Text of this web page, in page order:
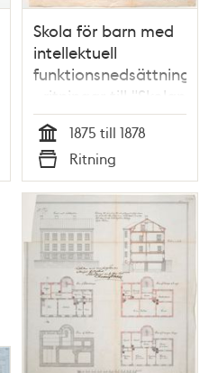
Skola för barn med
intellektuell
funktionsnedsättning
- ritningar till "Skolan
för sinnesslöa barn"
1875-1878
Tid
1875 till 1878
Typ
Ritning